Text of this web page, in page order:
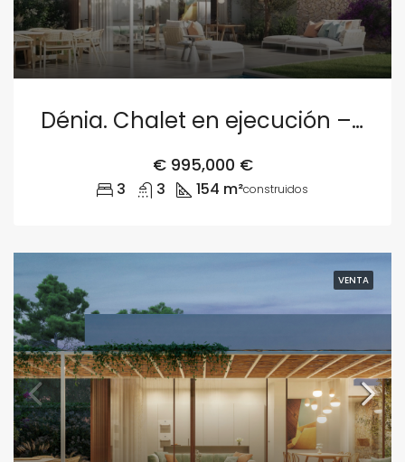
Dénia. Chalet en ejecución – Parcela 2
€995,000 €
3 3 154 m²construidos
VENTA